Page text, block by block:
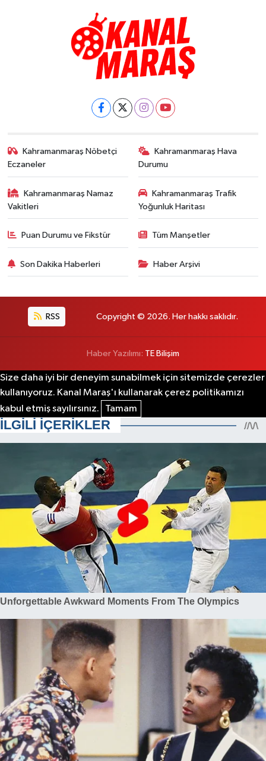
Kahramanmaraş Nöbetçi
Eczaneler
Kahramanmaraş Hava
Durumu
Kahramanmaraş Namaz
Vakitleri
Kahramanmaraş Trafik
Yoğunluk Haritası
Puan Durumu ve Fikstür Tüm Manşetler
Son Dakika Haberleri Haber Arşivi
RSS Copyright © 2026. Her hakkı saklıdır.
Haber Yazılımı: TE Bilişim
Size daha iyi bir deneyim sunabilmek için sitemizde çerezler
kullanıyoruz. Kanal Maraş'ı kullanarak çerez politikamızı
kabul etmiş sayılırsınız.
Tamam